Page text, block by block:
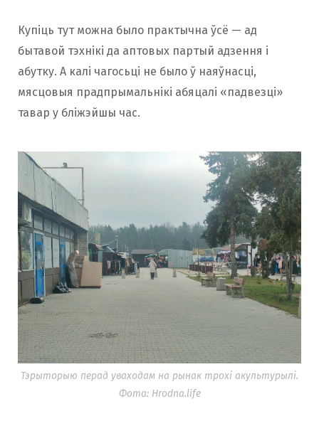
Купіць тут можна было практычна ўсё — ад
бытавой тэхнікі да аптовых партый адзення і
абутку. А калі чагосьці не было ў наяўнасці,
мясцовыя прадпрымальнікі абяцалі «падвезці»
тавар у бліжэйшы час.
Тэрыторыю перад уваходам на рынак трохі акультурылі.
Фота: Hrodna.life